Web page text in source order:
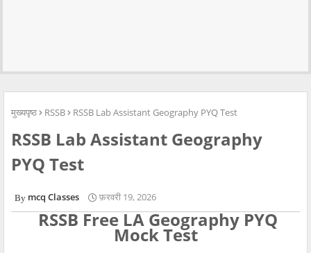
मुख्यपृष्ठ RSSB RSSB Lab Assistant Geography PYQ Test
RSSB Lab Assistant Geography
PYQ Test
mcq Classes फ़रवरी 19, 2026
RSSB Free LA Geography PYQ
Mock Test